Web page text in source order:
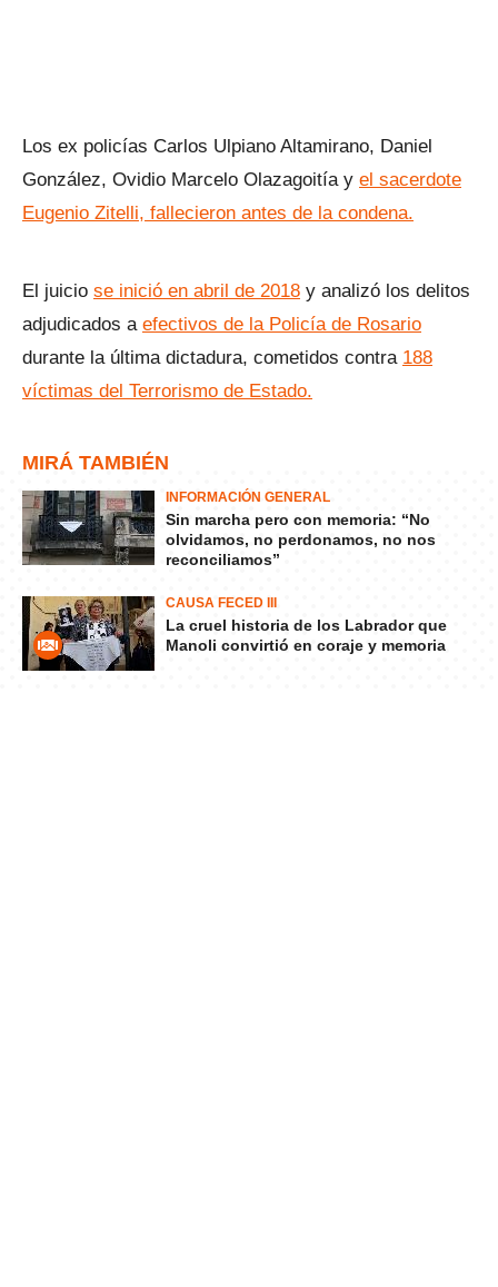
Los ex policías Carlos Ulpiano Altamirano, Daniel
González, Ovidio Marcelo Olazagoitía y el sacerdote
Eugenio Zitelli, fallecieron antes de la condena.
El juicio se inició en abril de 2018 y analizó los delitos
adjudicados a efectivos de la Policía de Rosario
durante la última dictadura, cometidos contra 188
víctimas del Terrorismo de Estado.
MIRÁ TAMBIÉN
INFORMACIÓN GENERAL
Sin marcha pero con memoria: “No
olvidamos, no perdonamos, no nos
reconciliamos”
CAUSA FECED III
La cruel historia de los Labrador que
Manoli convirtió en coraje y memoria